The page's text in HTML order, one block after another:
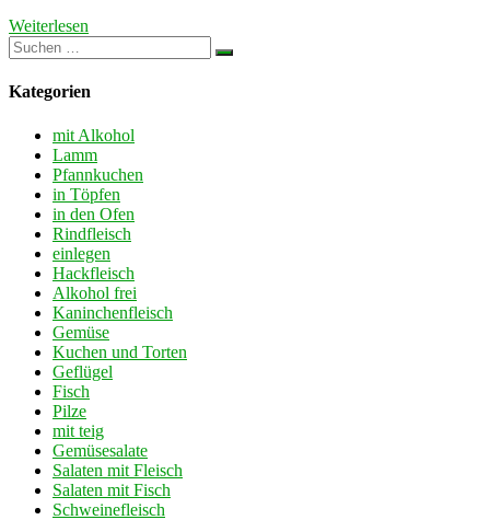
Weiterlesen
Kategorien
mit Alkohol
Lamm
Pfannkuchen
in Töpfen
in den Ofen
Rindfleisch
einlegen
Hackfleisch
Alkohol frei
Kaninchenfleisch
Gemüse
Kuchen und Torten
Geflügel
Fisch
Pilze
mit teig
Gemüsesalate
Salaten mit Fleisch
Salaten mit Fisch
Schweinefleisch